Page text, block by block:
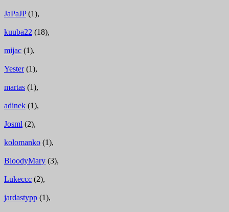
JaPaJP(1),
kuuba22 (18),
mijac (1),
Yester(1),
martas (1),
adinek (1),
Josml (2),
kolomanko (1),
BloodyMary (3),
Lukeccc (2),
jardastypp (1),